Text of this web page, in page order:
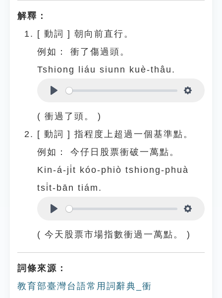
解釋：
[ 動詞 ] 朝向前直行。
例如：
衝了傷過頭。
Tshiong liáu siunn kuè-thâu.
( 衝過了頭。 )
[ 動詞 ] 指程度上超過一個基準點。
例如：
今仔日股票衝破一萬點。
Kin-á-ji̍t kóo-phiò tshiong-phuà
tsi̍t-bān tiám.
( 今天股票市場指數衝過一萬點。 )
詞條來源：
教育部臺灣台語常用詞辭典_衝